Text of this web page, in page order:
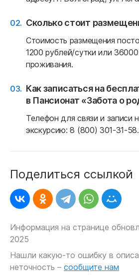
Сколько стоит
Стоимость размещения
1200 рублей/сутки или
проживания.
Как записаться на
в Пансионат «Забота о
Телефон для связи и записи
экскурсию: 8 (800) 301-31-58.
Поделиться ссылкой
Информация на странице
2025
Нашли какую-то ошибку в
неточность – сообщите нам